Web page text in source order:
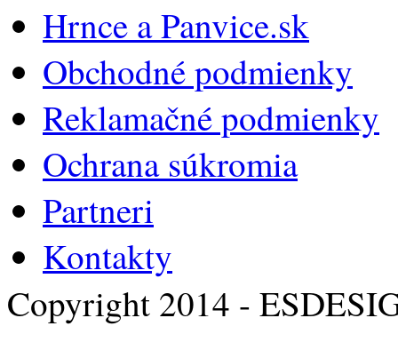
Hrnce a Panvice.sk
Obchodné podmienky
Reklamačné podmienky
Ochrana súkromia
Partneri
Kontakty
Copyright 2014 -